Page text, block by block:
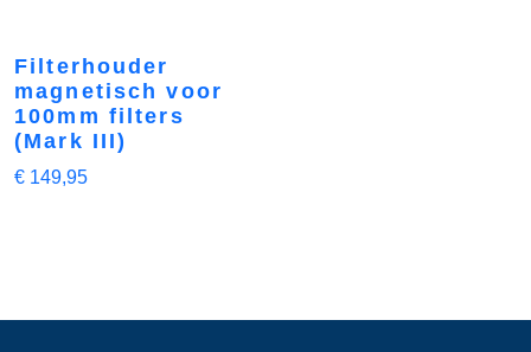
Filterhouder
magnetisch voor
100mm filters
(Mark III)
€ 149,95